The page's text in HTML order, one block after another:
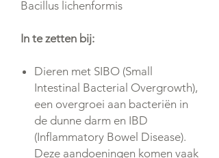
Bacillus lichenformis
In te zetten bij:
Dieren met SIBO (Small
Intestinal Bacterial Overgrowth),
een overgroei aan bacteriën in
de dunne darm en IBD
(Inflammatory Bowel Disease).
Deze aandoeningen komen vaak